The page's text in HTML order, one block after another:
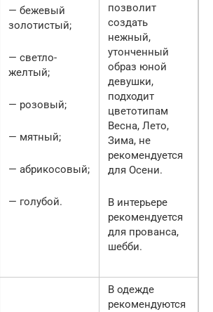
— бежевый
золотистый;
— светло-
желтый;
— розовый;
— мятный;
— абрикосовый;
— голубой.
позволит
создать
нежный,
утонченный
образ юной
девушки,
подходит
цветотипам
Весна, Лето,
Зима, не
рекомендуется
для Осени.
В интерьере
рекомендуется
для прованса,
шебби.
В одежде
рекомендуются